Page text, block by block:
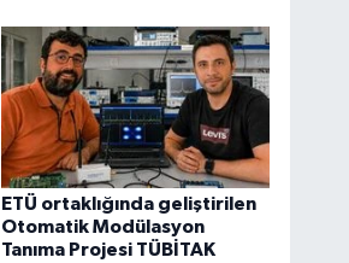
ETÜ ortaklığında geliştirilen
Otomatik Modülasyon
Tanıma Projesi TÜBİTAK